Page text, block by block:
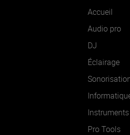
Accueil
Audio pro
DJ
Éclairage
Instruments
Pro Tools